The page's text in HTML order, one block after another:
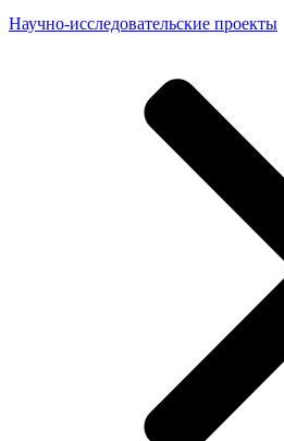
Научно-исследовательские проекты